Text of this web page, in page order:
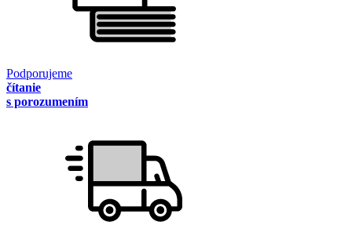
Podporujeme
čítanie
s porozumením